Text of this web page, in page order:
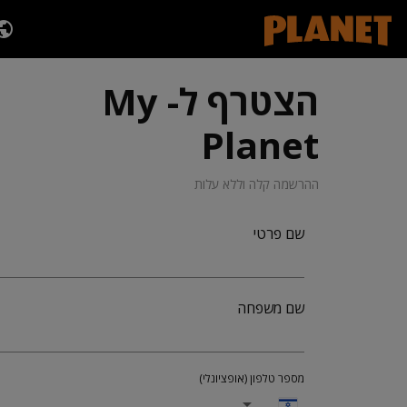
הצטרף ל- My
Planet
ההרשמה קלה וללא עלות
שם פרטי
שם משפחה
מספר טלפון (אופציונלי)